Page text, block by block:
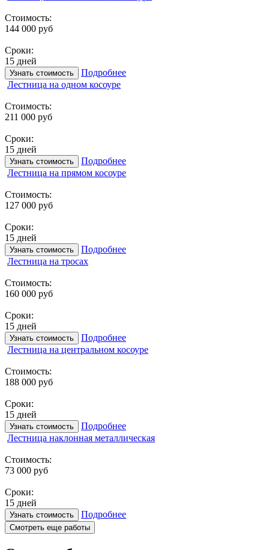
Стоимость:
144 000 руб
Сроки:
15 дней
Узнать стоимость
Подробнее
Лестница на одном косоуре
Стоимость:
211 000 руб
Сроки:
15 дней
Узнать стоимость
Подробнее
Лестница на прямом косоуре
Стоимость:
127 000 руб
Сроки:
15 дней
Узнать стоимость
Подробнее
Лестница на тросах
Стоимость:
160 000 руб
Сроки:
15 дней
Узнать стоимость
Подробнее
Лестница на центральном косоуре
Стоимость:
188 000 руб
Сроки:
15 дней
Узнать стоимость
Подробнее
Лестница наклонная металлическая
Стоимость:
73 000 руб
Сроки:
15 дней
Узнать стоимость Подробнее
Смотреть еще работы